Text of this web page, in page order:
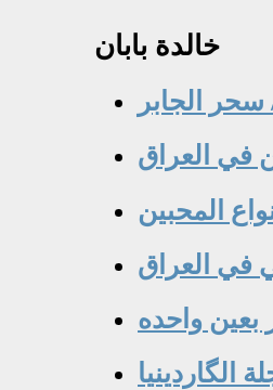
خالدة بابان
سحر الجابر
المحبين
بعين واحده
الگاردينيا